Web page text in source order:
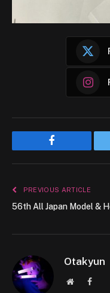
Facebook
PREVIOUS ARTICLE
56th All Japan Model &
Otakyun
Website